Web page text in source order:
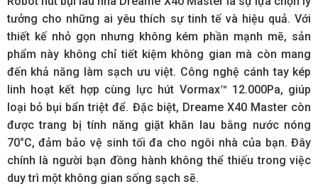
tưởng cho những ai yêu thích sự tinh tế và hiệu quả. Với
thiết kế nhỏ gọn nhưng không kém phần mạnh mẽ, sản
phẩm này không chỉ tiết kiệm không gian mà còn mang
đến khả năng làm sạch ưu việt. Công nghệ cánh tay kép
linh hoạt kết hợp cùng lực hút Vormax™ 12.000Pa, giúp
loại bỏ bụi bẩn triệt để. Đặc biệt, Dreame X40 Master còn
được trang bị tính năng giặt khăn lau bằng nước nóng
70°C, đảm bảo vệ sinh tối đa cho ngôi nhà của bạn. Đây
chính là người bạn đồng hành không thể thiếu trong việc
duy trì một không gian sống sạch sẽ.